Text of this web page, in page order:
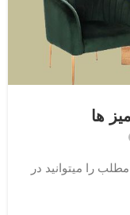
ها
را میتوانید در